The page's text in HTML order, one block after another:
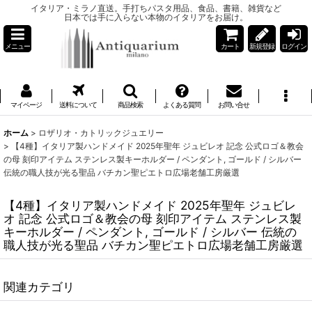
イタリア・ミラノ直送。手打ちパスタ用品、食品、書籍、雑貨など
日本では手に入らない本物のイタリアをお届け。
メニュー カート 新規登録 ログイン
マイページ 送料について 商品検索 よくある質問 お問い合せ
ホーム > ロザリオ・カトリックジュエリー
>
【4種】イタリア製ハンドメイド 2025年聖年 ジュビレオ 記念 公式ロゴ＆教会
の母 刻印アイテム ステンレス製キーホルダー / ペンダント, ゴールド / シルバー
伝統の職人技が光る聖品 バチカン聖ピエトロ広場老舗工房厳選
【4種】イタリア製ハンドメイド 2025年聖年 ジュビレ
オ 記念 公式ロゴ＆教会の母 刻印アイテム ステンレス製
キーホルダー / ペンダント, ゴールド / シルバー 伝統の
職人技が光る聖品 バチカン聖ピエトロ広場老舗工房厳選
関連カテゴリ